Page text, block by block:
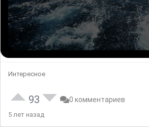
Интересное
93 0 комментариев
5 лет назад